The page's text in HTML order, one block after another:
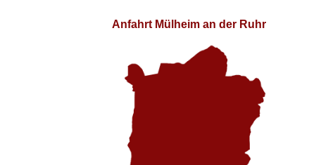
Anfahrt Mülheim an der Ruhr